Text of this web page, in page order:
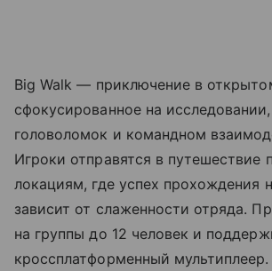
Big Walk — приключение в
сфокусированное на
головоломок и командном
Игроки отправятся в путешествие
локациям, где успех прохождения
зависит от слаженности отряда.
на группы до 12 человек и
кроссплатформенный мультиплеер.